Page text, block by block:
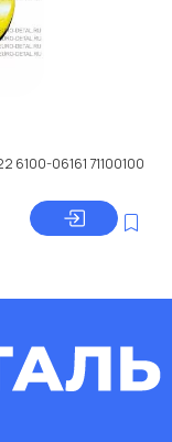
6100-06161 71100100